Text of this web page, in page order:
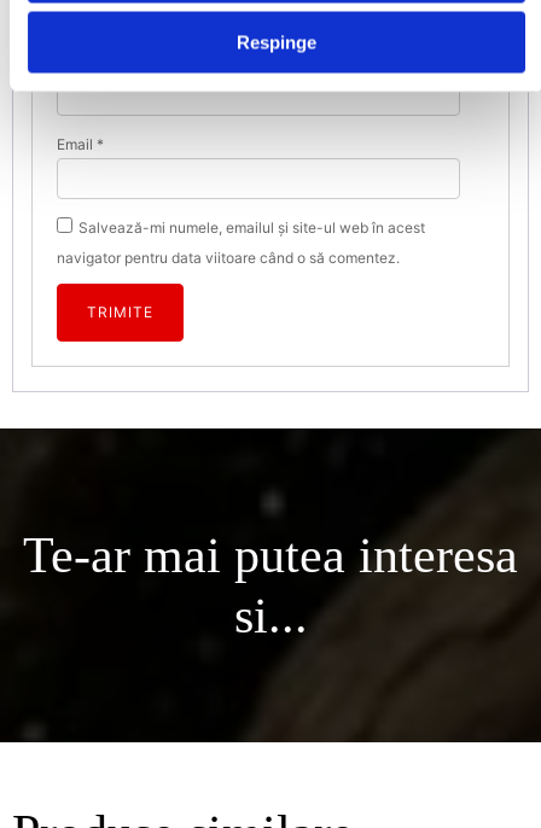
Respinge
Email *
Salvează-mi numele, emailul și site-ul web în acest
navigator pentru data viitoare când o să comentez.
Te-ar mai putea interesa
si...